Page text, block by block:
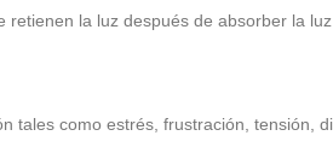
la luz después de absorber la
tales como estrés, frustración, tensión,